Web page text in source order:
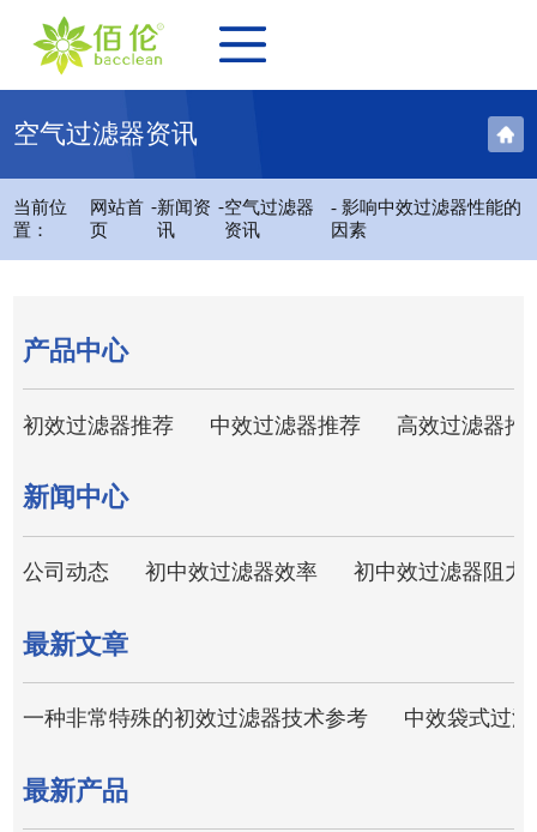
空气过滤器资讯
当前位
置：
网站首
页
-新闻资
讯
-空气过滤器
资讯
- 影响中效过滤器性能的
因素
产品中心
初效过滤器推荐 中效过滤器推荐 高效过滤器推
新闻中心
公司动态 初中效过滤器效率 初中效过滤器阻力
最新文章
一种非常特殊的初效过滤器技术参考 中效袋式过
最新产品